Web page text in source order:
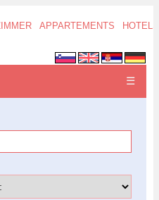
APPARTEMENTS HOTELS
☰